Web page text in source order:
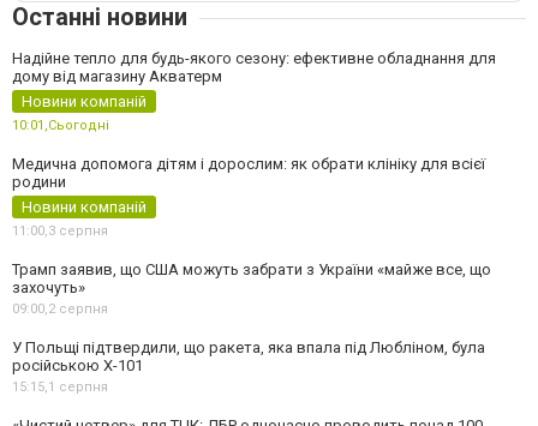
Останні новини
Надійне тепло для будь-якого сезону: ефективне обладнання для
дому від магазину Акватерм
Новини компаній
10:01,Сьогодні
Медична допомога дітям і дорослим: як обрати клініку для всієї
родини
Новини компаній
11:00,3 серпня
Трамп заявив, що США можуть забрати з України «майже все, що
захочуть»
09:00,2 серпня
У Польщі підтвердили, що ракета, яка впала під Любліном, була
російською Х-101
15:15,1 серпня